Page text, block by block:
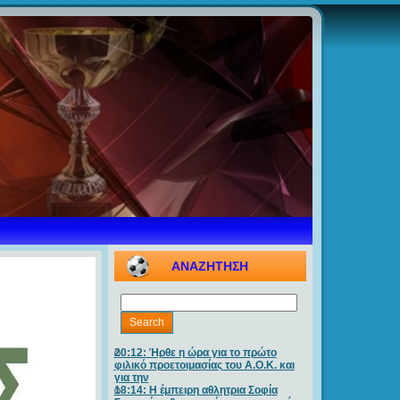
ΑΝΑΖΗΤΗΣΗ
20:12: Ήρθε η ώρα για το πρώτο
φιλικό προετοιμασίας του Α.Ο.Κ. και
για την
18:14: Η έμπειρη αθλητρια Σοφία